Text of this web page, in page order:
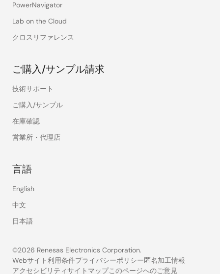
PowerNavigator
Lab on the Cloud
クロスリファレンス
ご購入/サンプル請求
技術サポート
ご購入/サンプル
在庫確認
営業所・代理店
言語
English
中文
日本語
©2026 Renesas Electronics Corporation.
Webサイト利用条件プライバシーポリシー匿名加工情報
アクセシビリティサイトマップこのページへのご意見